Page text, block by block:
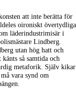
att inte berätta för
oironiskt
läderindustrimisär i
Lindberg.
utan hög hatt och
så samtida och
metaforik. Själv kikar
vara synd om